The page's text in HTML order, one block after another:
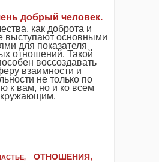
добрый человек.
как доброта и
выступают основными
для показателя
отношений. Такой
воссоздавать
взаимности и
не только по
к вам, но и ко всем
ОТНОШЕНИЯ,